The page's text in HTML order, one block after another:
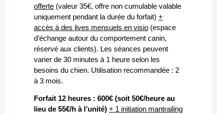
offerte (valeur 35€, offre non cumulable valable
uniquement pendant la durée du forfait) +
accès à des lives mensuels en visio (espace
d’échange autour du comportement canin,
réservé aux clients). Les séances peuvent
varier de 30 minutes à 1 heure selon les
besoins du chien. Utilisation recommandée : 2
à 3 mois.
Forfait 12 heures : 600€ (soit 50€/heure au
lieu de 55€/h à l’unité) + 1 initiation mantrailing